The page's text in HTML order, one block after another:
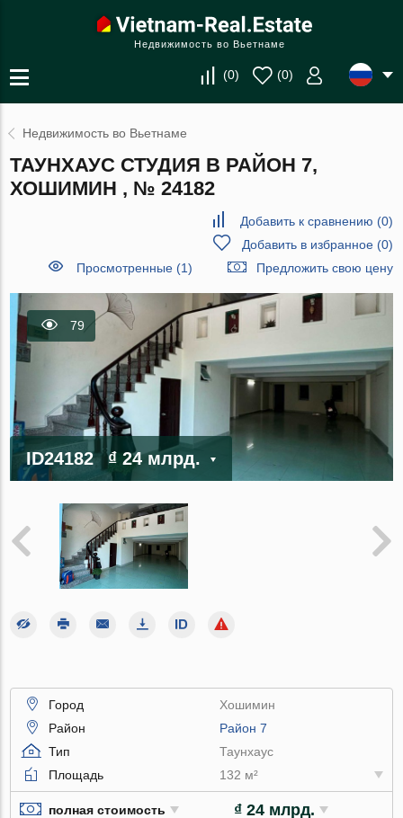
Недвижимость во Вьетнаме
(0) (0)
Недвижимость во Вьетнаме
ТАУНХАУС СТУДИЯ В РАЙОН 7,
ХОШИМИН , № 24182
Добавить к сравнению (0)
Добавить в избранное(0)
Просмотренные (1)
Предложить свою цену
79
ID24182 ₫ 24 млрд.
Город
Хошимин
Район
Район 7
Тип
Таунхаус
Площадь
132 м²
полная стоимость ₫ 24 млрд.